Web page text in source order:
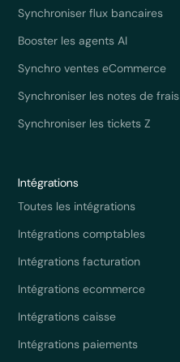
Synchroniser flux bancaires
Booster les agents AI
Synchro ventes eCommerce
Synchroniser les notes de frais
Synchroniser les tickets Z
Intégrations
Toutes les intégrations
Intégrations comptables
Intégrations facturation
Intégrations ecommerce
Intégrations caisse
Intégrations paiements